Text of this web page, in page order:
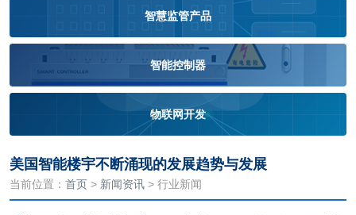
智慧监管产品
智能控制器
物联网开发
美国智能楼宇不断涌现的发展趋势与发展
当前位置： 首页 > 新闻资讯 > 行业新闻